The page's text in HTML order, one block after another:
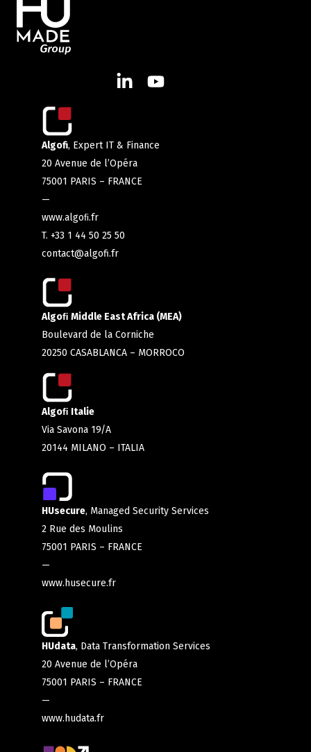
Algofi, Expert IT & Finance
20 Avenue de l’Opéra
75001 PARIS – FRANCE
—
www.algoﬁ.fr
T. +33 1 44 50 25 50
contact@algofi.fr
Algoﬁ Middle East Africa (MEA)
Boulevard de la Corniche
20250 CASABLANCA – MORROCO
Algoﬁ Italie
Via Savona 19/A
20144 MILANO – ITALIA
HUsecure, Managed Security Services
2 Rue des Moulins
75001 PARIS – FRANCE
—
www.husecure.fr
HUdata, Data Transformation Services
20 Avenue de l’Opéra
75001 PARIS – FRANCE
—
www.hudata.fr